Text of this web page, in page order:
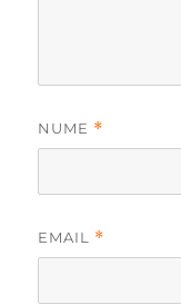
NUME *
EMAIL *